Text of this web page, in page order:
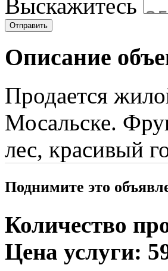
Выскажитесь
Отправить
Описание
Продается
Мосальске.
лес, красивый
Поднимите это
Количество
Цена услуги: